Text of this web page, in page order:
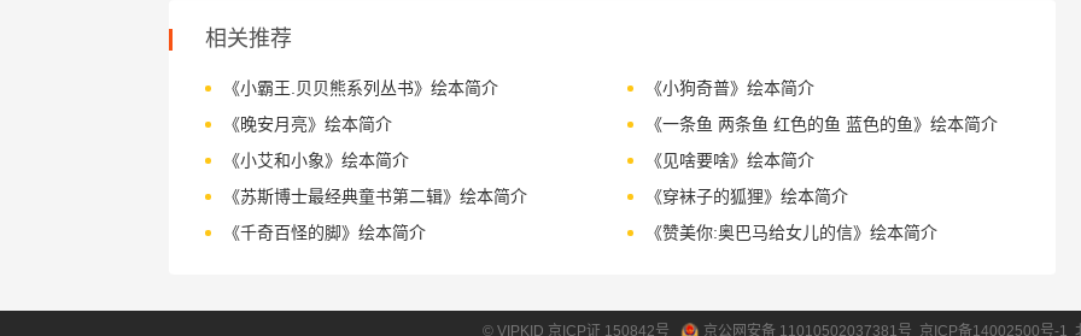
相关推荐
《小霸王.贝贝熊系列丛书》绘本简介
《小狗奇普》绘本简介
《晚安月亮》绘本简介
《一条鱼 两条鱼 红色的鱼 蓝色的鱼》绘本简介
《小艾和小象》绘本简介
《见啥要啥》绘本简介
《苏斯博士最经典童书第二辑》绘本简介
《穿袜子的狐狸》绘本简介
《千奇百怪的脚》绘本简介
《赞美你:奥巴马给女儿的信》绘本简介
© VIPKID 京ICP证 150842号 京公网安备 11010502037381号 京ICP备14002500号-1